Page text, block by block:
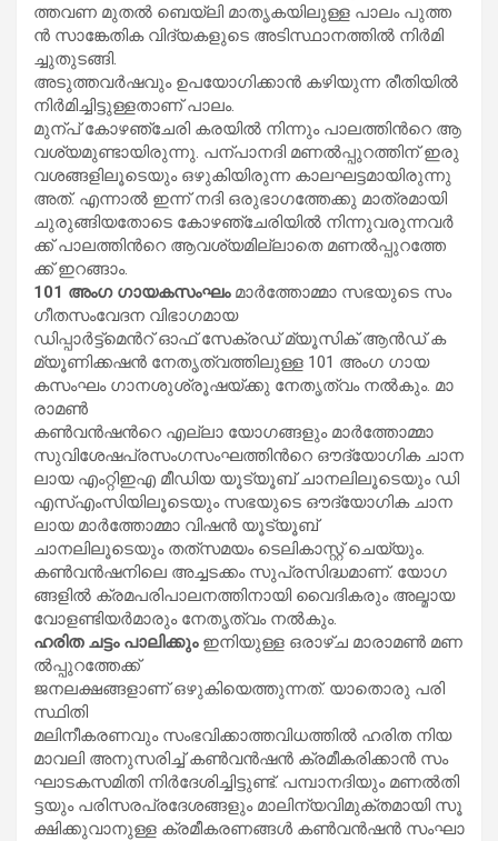
ത്ത​വ​ണ മു​ത​ൽ ബെ​യ്‌​ലി മാ​തൃ​ക​യി​ലു​ള്ള പാ​ലം പു​ത്ത​
ൻ സാ​ങ്കേ​തി​ക വി​ദ്യ​ക​ളു​ടെ അ​ടി​സ്ഥാ​ന​ത്തി​ൽ നി​ർ​മി​
ച്ചുതു​ട​ങ്ങി.
അ​ടു​ത്ത​വ​ർ​ഷ​വും ഉ​പ​യോ​ഗി​ക്കാ​ൻ ക​ഴി​യു​ന്ന രീ​തി​യി​ൽ
നി​ർ​മി​ച്ചി​ട്ടു​ള്ള​താ​ണ് പാ​ലം.
മു​ന്പ് കോ​ഴ​ഞ്ചേ​രി ക​ര​യി​ൽ നി​ന്നും പാ​ല​ത്തി​ന്‍റെ ആ​
വ​ശ്യ​മു​ണ്ടാ​യി​രു​ന്നു. പ​ന്പാ​ന​ദി മ​ണ​ൽ​പ്പു​റ​ത്തി​ന് ഇ​രു​
വ​ശ​ങ്ങ​ളി​ലൂ​ടെ​യും ഒ​ഴു​കി​യി​രു​ന്ന കാ​ല​ഘ​ട്ട​മാ​യി​രു​ന്നു
അ​ത്. എ​ന്നാ​ൽ ഇ​ന്ന് ന​ദി ഒ​രു​ഭാ​ഗ​ത്തേ​ക്കു മാ​ത്ര​മാ​യി
ചു​രു​ങ്ങി​യ​തോ​ടെ കോ​ഴ​ഞ്ചേ​രി​യി‌​ൽ നി​ന്നു​വ​രു​ന്ന​വ​ർ​
ക്ക് പാ​ല​ത്തി​ന്‍റെ ആ​വ​ശ്യ​മി​ല്ലാ​തെ മ​ണ​ൽ​പ്പു​റ​ത്തേ​
ക്ക് ഇ​റ​ങ്ങാം.
101 അം​ഗ ഗാ​യ​ക​സം​ഘം മാ​ര്‍​ത്തോ​മ്മാ സ​ഭ​യു​ടെ സം​
ഗീ​ത​സം​വേ​ദ​ന വി​ഭാ​ഗ​മാ​യ
ഡി​പ്പാ​ർ​ട്ട്മെ​ന്‍റ് ഓ​ഫ് സേ​ക്ര​ഡ് മ്യൂ​സി​ക് ആ​ന്‍​ഡ് ക​
മ്യൂ​ണി​ക്ക​ഷ​ന്‍ നേ​തൃ​ത്വ​ത്തി​ലു​ള്ള 101 അം​ഗ ഗാ​യ​
കസം​ഘം ഗാ​ന​ശു​ശ്രൂ​ഷ​യ്ക്കു നേ​തൃ​ത്വം ന​ല്‍​കും. മാ​
രാ​മ​ണ്‍
ക​ണ്‍​വ​ന്‍​ഷ​ന്‍റെ എ​ല്ലാ യോ​ഗ​ങ്ങ​ളും മാ​ര്‍​ത്തോ​മ്മാ
സു​വി​ശേ​ഷ​പ്ര​സം​ഗ​സം​ഘ​ത്തി​ന്‍റെ ഔ​ദ്യോ​ഗി​ക ചാ​ന​
ലാ​യ എം​റ്റി​ഇ​എ മീ​ഡി​യ യൂ​ട്യൂ​ബ് ചാ​ന​ലി​ലൂ​ടെ​യും ഡി​
എ​സ്‌​എം​സി​യി​ലൂ​ടെ​യും സ​ഭ​യു​ടെ ഔ​ദ്യോ​ഗി​ക ചാ​ന​
ലാ​യ മാ​ര്‍​ത്തോ​മ്മാ വി​ഷ​ന്‍ യൂ​ട്യൂ​ബ്
ചാ​ന​ലി​ലൂ​ടെ​യും ത​ത്‌​സ​മ​യം ടെ​ലി​കാ​സ്റ്റ് ചെ​യ്യും.
ക​ണ്‍​വ​ന്‍​ഷ​നി​ലെ അ​ച്ച​ട​ക്കം സു​പ്ര​സി​ദ്ധ​മാ​ണ്. യോ​ഗ​
ങ്ങ​ളി​ല്‍ ക്ര​മ​പ​രി​പാ​ല​ന​ത്തി​നാ​യി വൈ​ദി​ക​രും അ​ല്മാ​യ
വോ​ള​ണ്ടി​യ​ര്‍​മാ​രും നേ​തൃ​ത്വം ന​ല്‍​കും.
ഹ​രി​ത ച​ട്ടം പാ​ലി​ക്കുംഇ​നി​യു​ള്ള ഒ​രാ​ഴ്ച മാ​രാ​മ​ണ്‍ മ​ണ​
ൽ​പ്പു​റ​ത്തേ​ക്ക്
ജ​ന​ല​ക്ഷ​ങ്ങ​ളാ​ണ് ഒ​ഴു​കി​യെ​ത്തു​ന്ന​ത്. യാ​തൊ​രു പ​രി​
സ്ഥി​തി
മ​ലി​നീ​ക​ര​ണ​വും സം​ഭ​വി​ക്കാ​ത്ത​വി​ധ​ത്തി​ല്‍ ഹ​രി​ത നി​യ​
മാ​വ​ലി അ​നു​സ​രി​ച്ച് ക​ണ്‍​വ​ന്‍​ഷ​ന്‍ ക്ര​മീ​ക​രി​ക്കാ​ന്‍ സം​
ഘാ​ട​ക​സ​മി​തി നി​ർ​ദേ​ശി​ച്ചി​ട്ടു​ണ്ട്. പ​മ്പാ​ന​ദി​യും മ​ണ​ല്‍​തി​
ട്ട​യും പ​രി​സ​ര​പ്ര​ദേ​ശ​ങ്ങ​ളും മാ​ലി​ന്യ​വി​മു​ക്ത​മാ​യി സൂ​
ക്ഷി​ക്കു​വാ​നു​ള്ള ക്ര​മീ​ക​ര​ണ​ങ്ങ​ള്‍ ക​ണ്‍​വ​ന്‍​ഷ​ന്‍ സം​ഘാ​